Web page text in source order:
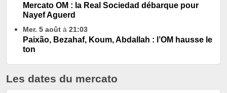
Mercato OM : la Real Sociedad débarque pour
Nayef Aguerd
Mer. 5 août à 21:03
Paixão, Bezahaf, Koum, Abdallah : l’OM hausse le
ton
Les dates du mercato